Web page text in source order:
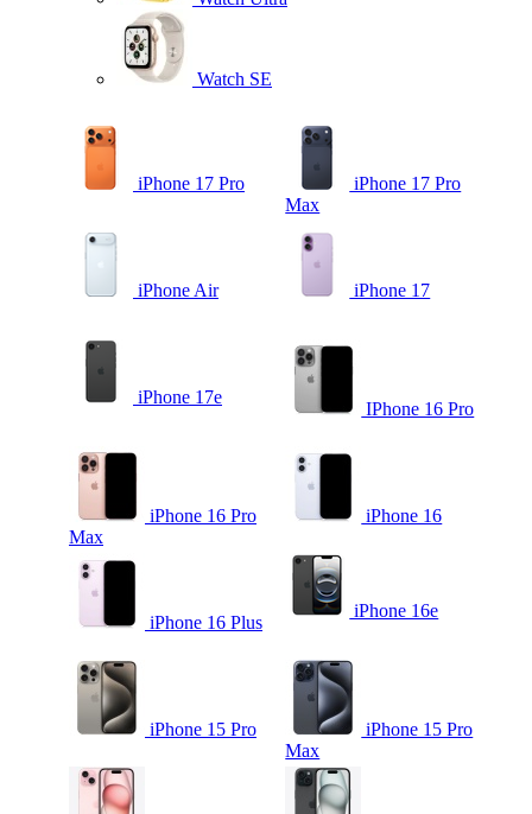
Watch SE
iPhone 17 Pro
iPhone 17 Pro
Max
iPhone Air iPhone 17
iPhone 17e
IPhone 16 Pro
iPhone 16 Pro
Max
iPhone 16
iPhone 16 Plus
iPhone 16e
iPhone 15 Pro
iPhone 15 Pro
Max